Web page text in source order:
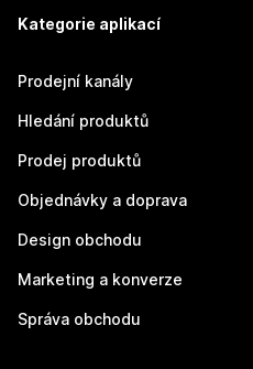
Kategorie aplikací
Prodejní kanály
Hledání produktů
Prodej produktů
Objednávky a doprava
Design obchodu
Marketing a konverze
Správa obchodu